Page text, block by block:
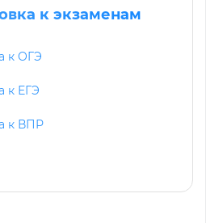
к экзаменам
к ОГЭ
к ЕГЭ
к ВПР